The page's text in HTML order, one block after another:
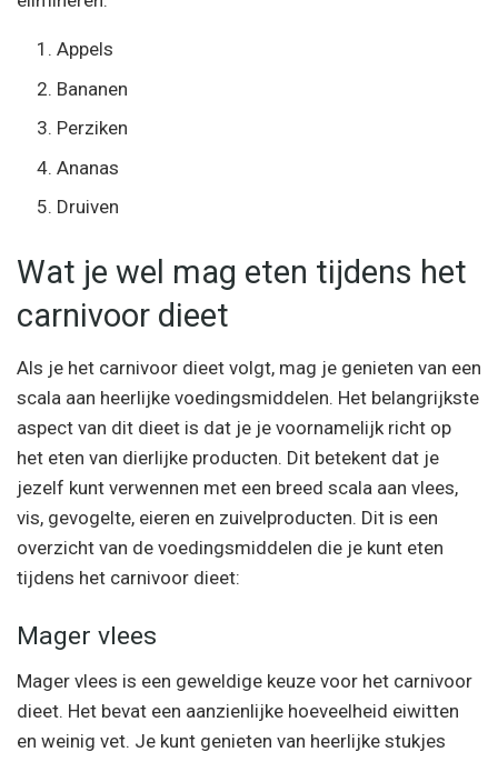
Appels
Bananen
Perziken
Ananas
Druiven
Wat je wel mag eten tijdens het
carnivoor dieet
Als je het carnivoor dieet volgt, mag je genieten van een
scala aan heerlijke voedingsmiddelen. Het belangrijkste
aspect van dit dieet is dat je je voornamelijk richt op
het eten van dierlijke producten. Dit betekent dat je
jezelf kunt verwennen met een breed scala aan vlees,
vis, gevogelte, eieren en zuivelproducten. Dit is een
overzicht van de voedingsmiddelen die je kunt eten
tijdens het carnivoor dieet:
Mager vlees
Mager vlees is een geweldige keuze voor het carnivoor
dieet. Het bevat een aanzienlijke hoeveelheid eiwitten
en weinig vet. Je kunt genieten van heerlijke stukjes